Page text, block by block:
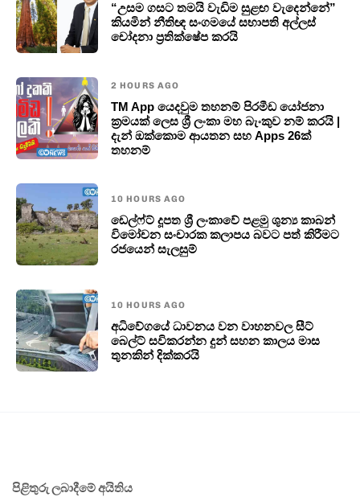
“උසම ගසට තමයි වැඩිම සුළඟ වැදෙන්නේ”
කියමින් නීතිඥ සංගමයේ සභාපති අල්ලස්
චෝදනා ප්‍රතික්ෂේප කරයි
2 HOURS AGO
TM App යෙදවුම තහනම් පිරමීඩ යෝජනා
ක්‍රමයක් ලෙස ශ්‍රී ලංකා මහ බැංකුව නම් කරයි |
දැන් ඔක්කොම ආයතන සහ Apps 26ක්
තහනම්
10 HOURS AGO
ඩෙල්ෆ්ට් දූපත ශ්‍රී ලංකාවේ පළමු ශුන්‍ය කාබන්
විමෝචන සංචාරක කලාපය බවට පත් කිරීමට
රජයෙන් සැලසුම්
10 HOURS AGO
අධිවේගයේ ධාවනය වන වාහනවල සීට්
බෙල්ට් සවිකරන්න දුන් සහන කාලය මාස
තුනකින් දික්කරයි
පිළිතුරු ලබාදීමේ අයිතිය